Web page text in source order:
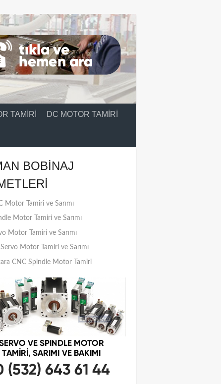
TAMIRI DC MOTOR TAMIRI
BOBINAJ
Motor Tamiri ve Sarımı
Motor Tamiri ve Sarımı
Motor Tamiri ve Sarımı
Motor Tamiri ve Sarımı
CNC Spindle Motor Tamiri